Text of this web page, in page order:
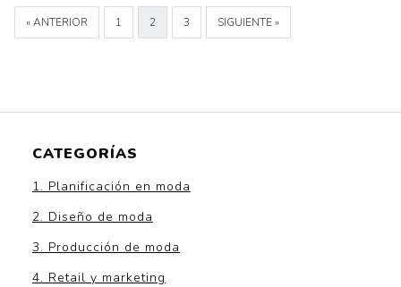
« ANTERIOR 1 2 3 SIGUIENTE »
CATEGORÍAS
1. Planificación en moda
2. Diseño de moda
3. Producción de moda
4. Retail y marketing